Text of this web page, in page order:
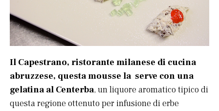
Il Capestrano, ristorante milanese di cucina
abruzzese, questa mousse la serve con una
gelatina al Centerba, un liquore aromatico tipico di
questa regione ottenuto per infusione di erbe